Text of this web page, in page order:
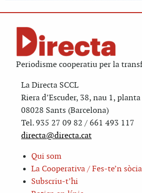
Periodisme cooperatiu per la
La Directa SCCL
Riera d’Escuder, 38, nau 1, planta
08028 Sants (Barcelona)
Tel. 935 27 09 82 / 661 493 117
directa@directa.cat
Qui som
La Cooperativa / Fes-te’n sòcia
Subscriu-t’hi